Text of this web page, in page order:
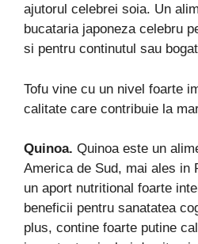
ajutorul celebrei soia. Un
bucataria japoneza celebru
si pentru continutul sau
Tofu vine cu un nivel foarte
calitate care contribuie la
Quinoa. Quinoa este un
America de Sud, mai ales in
un aport nutritional foarte
beneficii pentru sanatatea
plus, contine foarte putine